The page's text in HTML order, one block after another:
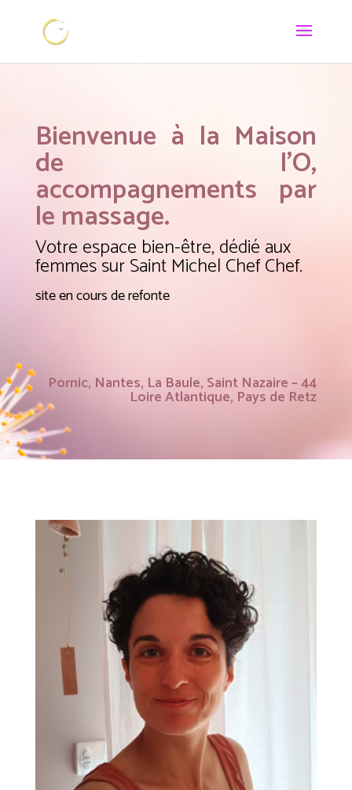
Bienvenue à la Maison
de l’O,
accompagnements par
le massage.
Votre espace bien-être, dédié aux
femmes sur Saint Michel Chef Chef.
site en cours de refonte
Pornic, Nantes, La Baule, Saint Nazaire – 44
Loire Atlantique, Pays de Retz